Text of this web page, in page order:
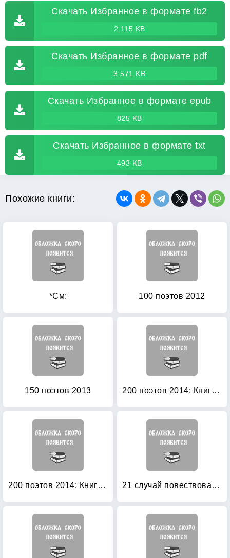
Скачать Избранное в формате fb2
2 115 KB
Скачать Избранное в формате pdf
3 571 KB
Скачать Избранное в формате epub
825 KB
Скачать Избранное в формате txt
493 KB
Похожие книги:
*См: 100 поэтов 2012
150 поэтов 2013 200 поэтов 2014: Книга 1
200 поэтов 2014: Книга 2 21 случай повествовательной речи: Стихотворения и поэма